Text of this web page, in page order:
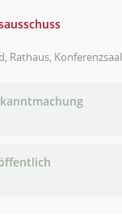
Rathaus, Konferenzsaal